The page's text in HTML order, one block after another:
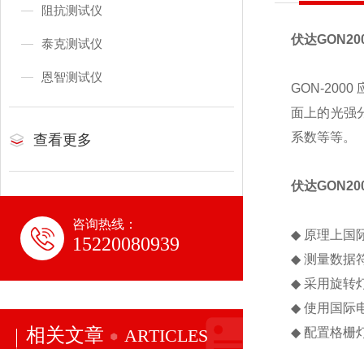
阻抗测试仪
泰克测试仪
恩智测试仪
查看更多
咨询热线：
15220080939
相关文章 ARTICLES
伏达
GON-2000
面上的光强
系数等等。
伏达
◆ 原理上国
◆ 测量数据
◆ 采用旋转
◆ 使用国际
◆ 配置格栅